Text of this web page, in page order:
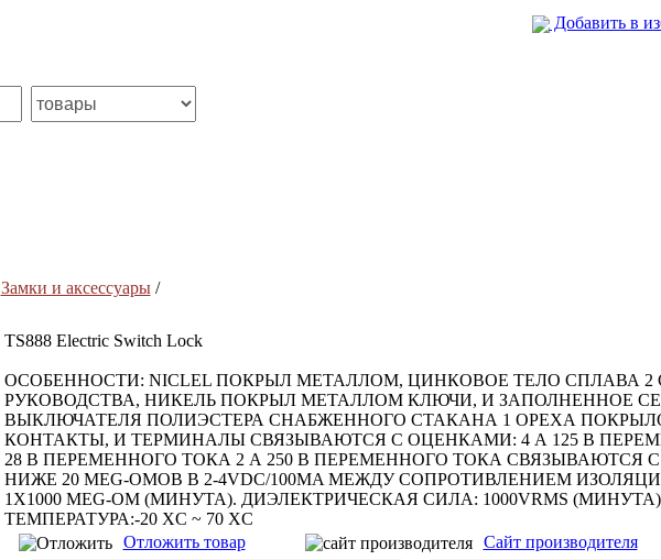
Добавить в
Замки и аксессуары/
TS888 Electric Switch Lock
ОСОБЕННОСТИ: NICLEL ПОКРЫЛ МЕТАЛЛОМ, ЦИНКОВОЕ ТЕЛО СПЛАВА
РУКОВОДСТВА, НИКЕЛЬ ПОКРЫЛ МЕТАЛЛОМ КЛЮЧИ, И ЗАПОЛНЕННОЕ
ВЫКЛЮЧАТЕЛЯ ПОЛИЭСТЕРА СНАБЖЕННОГО СТАКАНА 1 ОРЕХА
КОНТАКТЫ, И ТЕРМИНАЛЫ СВЯЗЫВАЮТСЯ С ОЦЕНКАМИ: 4 А 125 В
28 В ПЕРЕМЕННОГО ТОКА 2 А 250 В ПЕРЕМЕННОГО ТОКА СВЯЗЫВАЮТСЯ
НИЖЕ 20 MEG-ОМОВ В 2-4VDC/100MA МЕЖДУ СОПРОТИВЛЕНИЕМ
1X1000 MEG-ОМ (МИНУТА). ДИЭЛЕКТРИЧЕСКАЯ СИЛА: 1000VRMS
ТЕМПЕРАТУРА:-20 XC ~ 70 XC
Отложить товар
Сайт производителя